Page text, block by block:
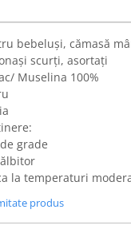
bebeluși, cămasă
scurți, asortați
Muselina 100%
grade
la temperaturi
produs